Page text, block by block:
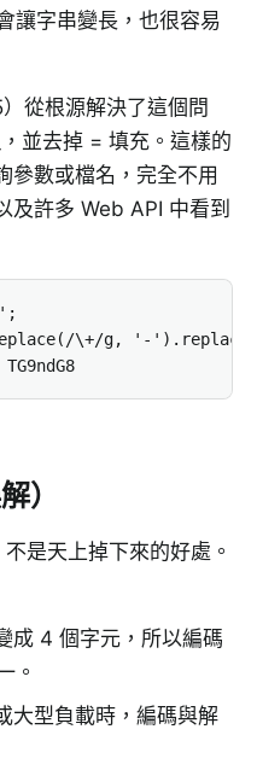
讓字串變長，也很容易
從根源解決了這個問
並去掉 = 填充。這樣的
參數或檔名，完全不用
及許多 Web API 中看到
\+/g, '-
）
是天上掉下來的好處。
成 4 個字元，所以編碼
。
大型負載時，編碼與解